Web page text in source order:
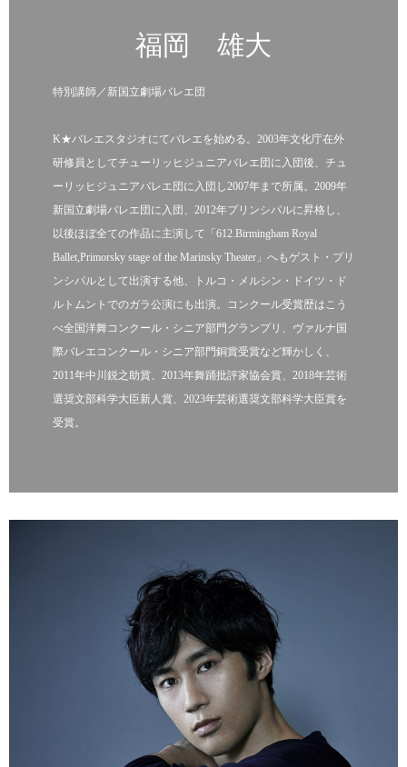
福岡 雄大
特別講師／新国立劇場バレエ団
K★バレエスタジオにてバレエを始める。2003年文化庁在外
研修員としてチューリッヒジュニアバレエ団に入団後、チュ
ーリッヒジュニアバレエ団に入団し2007年まで所属。2009年
新国立劇場バレエ団に入団、2012年プリンシパルに昇格し、
以後ほぼ全ての作品に主演して「612.Birmingham Royal
Ballet,Primorsky stage of the Marinsky Theater」へもゲスト・プリ
ンシパルとして出演する他、トルコ・メルシン・ドイツ・ド
ルトムントでのガラ公演にも出演。コンクール受賞歴はこう
べ全国洋舞コンクール・シニア部門グランプリ、ヴァルナ国
際バレエコンクール・シニア部門銅賞受賞など輝かしく、
2011年中川鋭之助賞、2013年舞踊批評家協会賞、2018年芸術
選奨文部科学大臣新人賞、2023年芸術選奨文部科学大臣賞を
受賞。